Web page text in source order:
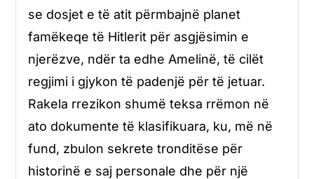
se dosjet e të atit përmbajnë planet
famëkeqe të Hitlerit për asgjësimin e
njerëzve, ndër ta edhe Amelinë, të cilët
regjimi i gjykon të padenjë për të jetuar.
Rakela rrezikon shumë teksa rrëmon në
ato dokumente të klasifikuara, ku, më në
fund, zbulon sekrete tronditëse për
historinë e saj personale dhe për një